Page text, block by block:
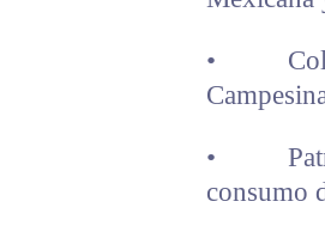
•
• Patrón
consumo